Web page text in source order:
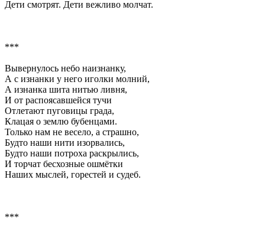
Дети смотрят. Дети вежливо молчат.
***
Вывернулось небо наизнанку,
А с изнанки у него иголки молний,
А изнанка шита нитью ливня,
И от распоясавшейся тучи
Отлетают пуговицы града,
Клацая о землю бубенцами.
Только нам не весело, а страшно,
Будто наши нити изорвались,
Будто наши потроха раскрылись,
И торчат бесхозные ошмётки
Наших мыслей, горестей и судеб.
***